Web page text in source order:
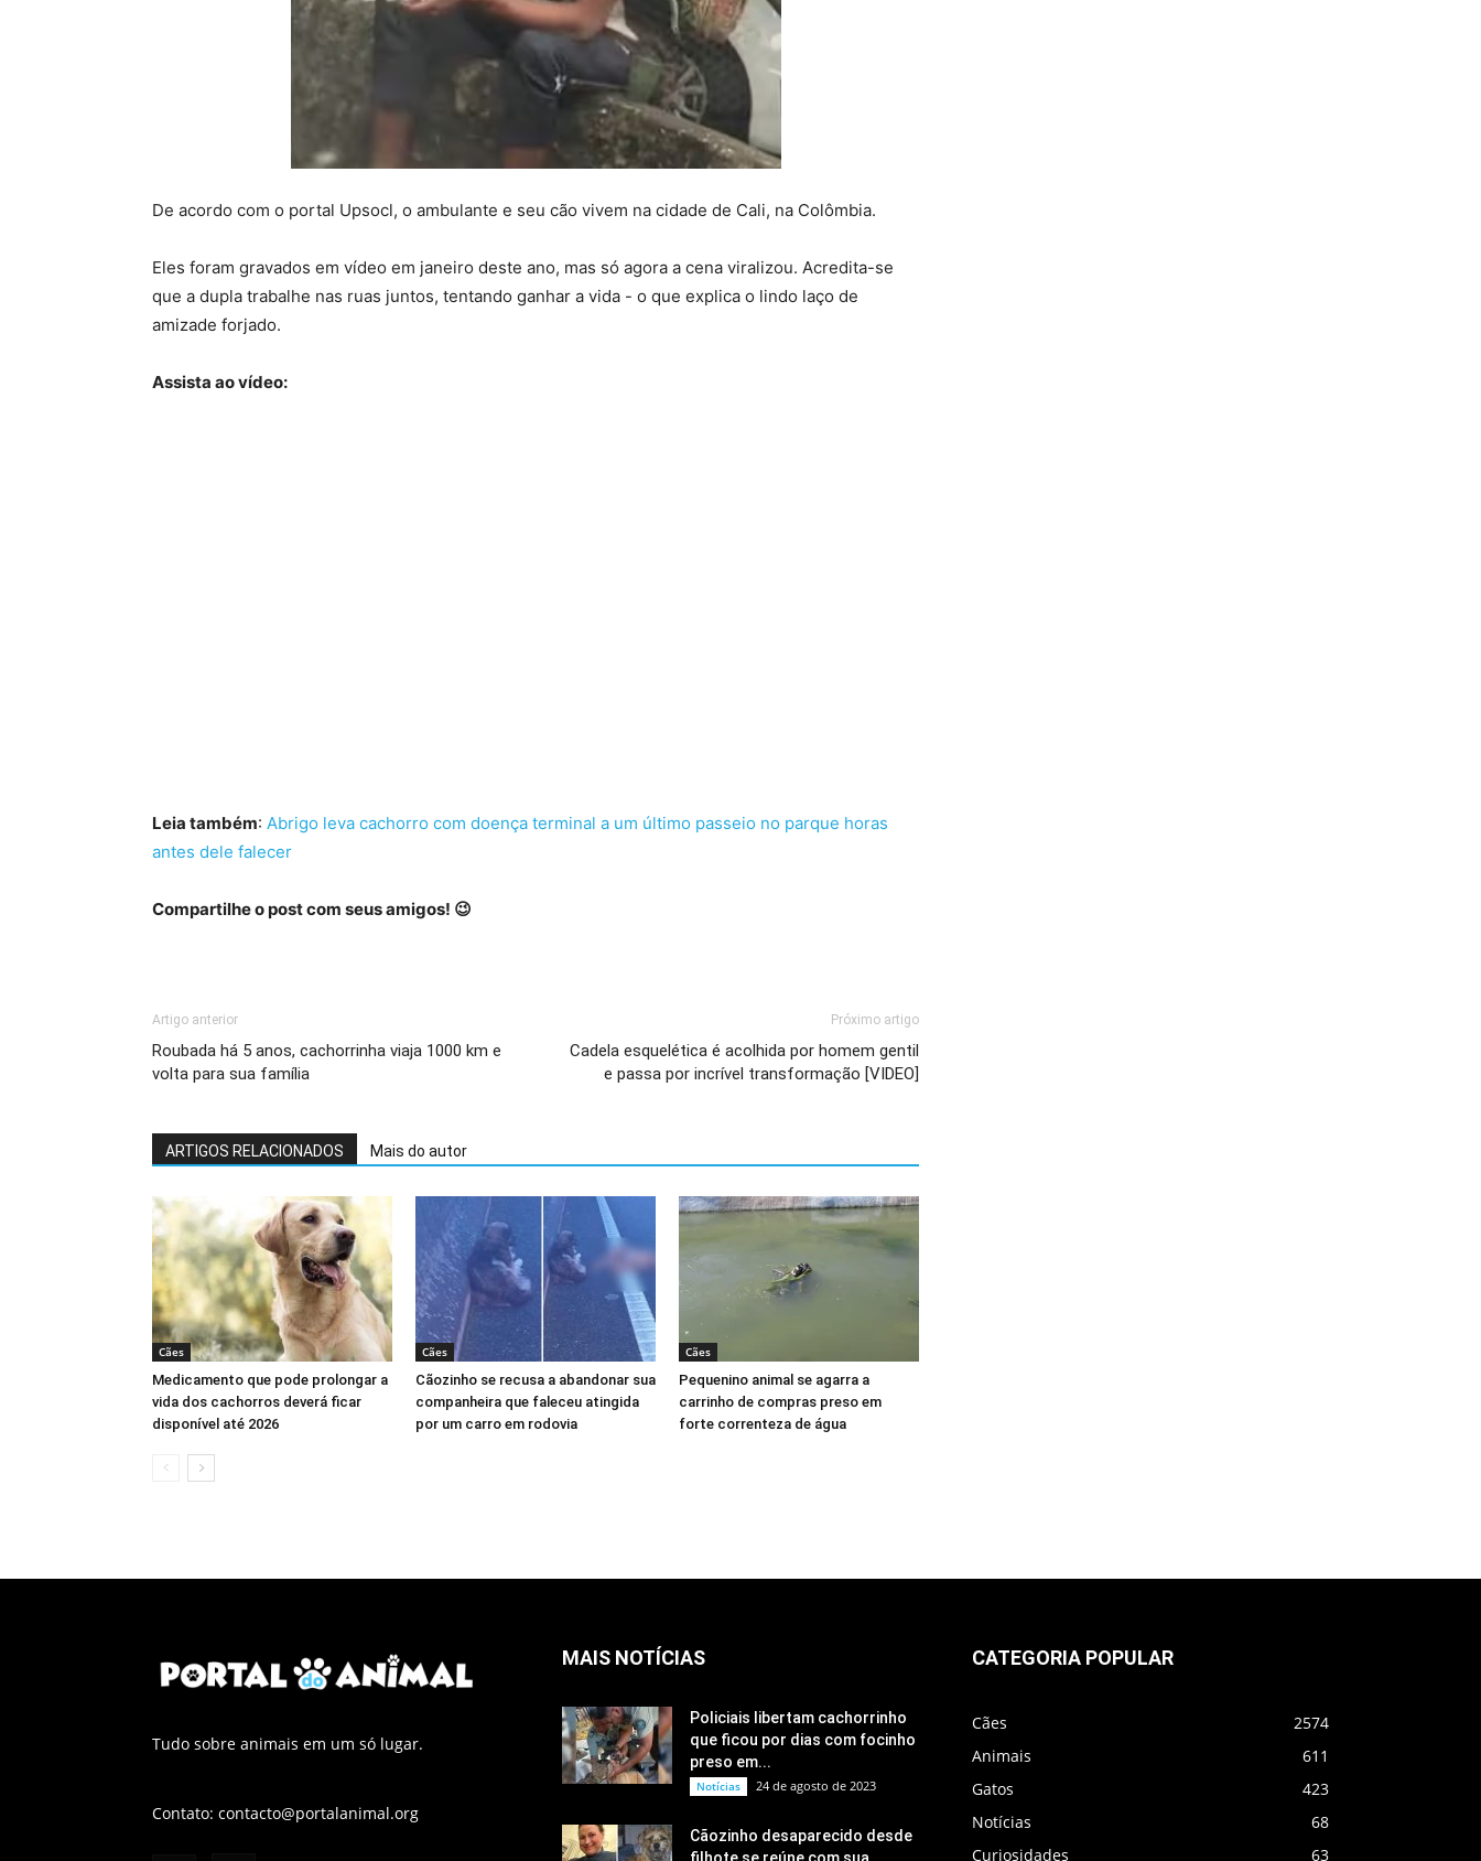
De acordo com o portal Upsocl, o ambulante e seu cão vivem na cidade de Cali, na Colômbia.
Eles foram gravados em vídeo em janeiro deste ano, mas só agora a cena viralizou. Acredita-se
que a dupla trabalhe nas ruas juntos, tentando ganhar a vida - o que explica o lindo laço de
amizade forjado.
Assista ao vídeo:
Leia também: Abrigo leva cachorro com doença terminal a um último passeio no parque horas
antes dele falecer
Compartilhe o post com seus amigos! 😉
Artigo anterior
Roubada há 5 anos, cachorrinha viaja 1000 km e
volta para sua família
Próximo artigo
Cadela esquelética é acolhida por homem gentil
e passa por incrível transformação [VIDEO]
ARTIGOS RELACIONADOS Mais do autor
Cães
Medicamento que pode prolongar a
vida dos cachorros deverá ficar
disponível até 2026
Cães
Cãozinho se recusa a abandonar sua
companheira que faleceu atingida
por um carro em rodovia
Cães
Pequenino animal se agarra a
carrinho de compras preso em
forte correnteza de água
Tudo sobre animais em um só lugar.
Contato: contacto@portalanimal.org
MAIS NOTÍCIAS
Policiais libertam cachorrinho
que ficou por dias com focinho
preso em...
Notícias 24 de agosto de 2023
Cãozinho desaparecido desde
CATEGORIA POPULAR
Cães
2574
Animais
611
Gatos
423
Notícias
68
Curiosidades
63